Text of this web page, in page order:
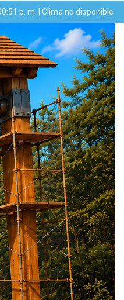
p. m. | Clima no disponible